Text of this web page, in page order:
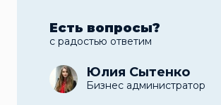
Есть вопросы?
с радостью ответим
Юлия Сытенко
Бизнес администратор